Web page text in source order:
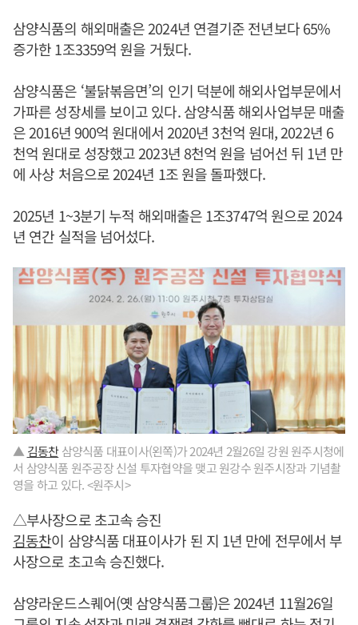
삼양식품의 해외매출은 2024년 연결기준 전년보다 65%
증가한 1조3359억 원을 거뒀다.
삼양식품은 ‘불닭볶음면’의 인기 덕분에 해외사업부문에서
가파른 성장세를 보이고 있다. 삼양식품 해외사업부문 매출
은 2016년 900억 원대에서 2020년 3천억 원대, 2022년 6
천억 원대로 성장했고 2023년 8천억 원을 넘어선 뒤 1년 만
에 사상 처음으로 2024년 1조 원을 돌파했다.
2025년 1~3분기 누적 해외매출은 1조3747억 원으로 2024
년 연간 실적을 넘어섰다.
▲ 김동찬삼양식품 대표이사(왼쪽)가 2024년 2월26일 강원 원주시청에
서 삼양식품 원주공장 신설 투자협약을 맺고 원강수 원주시장과 기념촬
영을 하고 있다. <원주시>
△부사장으로 초고속 승진
김동찬이 삼양식품 대표이사가 된 지 1년 만에 전무에서 부
사장으로 초고속 승진했다.
삼양라운드스퀘어(옛 삼양식품그룹)은 2024년 11월26일